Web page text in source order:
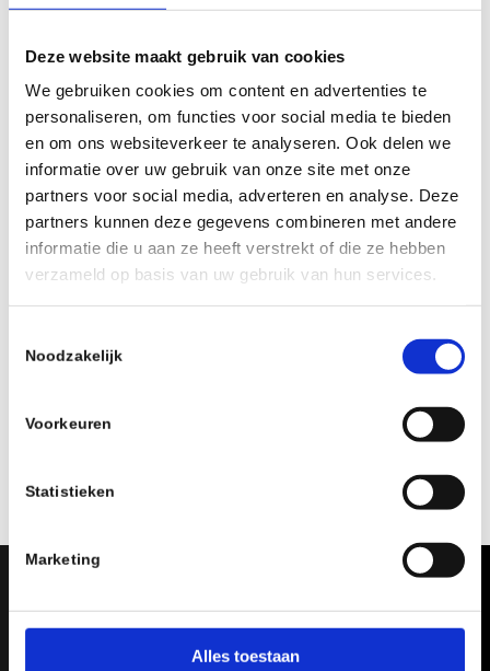
Deze website maakt gebruik van cookies
We gebruiken cookies om content en advertenties te
personaliseren, om functies voor social media te bieden
en om ons websiteverkeer te analyseren. Ook delen we
informatie over uw gebruik van onze site met onze
partners voor social media, adverteren en analyse. Deze
partners kunnen deze gegevens combineren met andere
informatie die u aan ze heeft verstrekt of die ze hebben
verzameld op basis van uw gebruik van hun services.
Noodzakelijk
Voorkeuren
Statistieken
Marketing
Alles toestaan
databalk-schaakfestival-groot-succes/
Website Max Euwecentrum:
https://maxeuwe.nl/mec-goed-zichtbaar-op-2e-
databalk-schaakfestival/
Oost.schaakbond.nl wordt mede mogelijk
gemaakt door: